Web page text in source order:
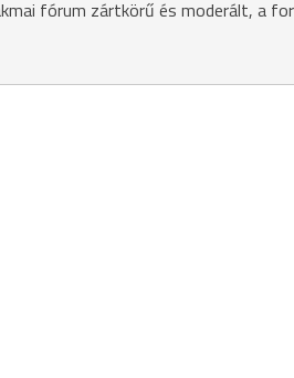
fórum zártkörű és moderált, a